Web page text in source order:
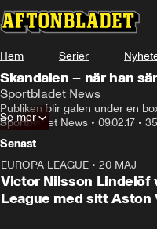
Hem Serier
Skandalen – när han
Sportbladet News
Publiken blir galen under en
Sportbladet News • 09.02.17 •
Se mer
Senast
EUROPA LEAGUE • 20 MAJ
Victor Nilsson Lindelöf
League med sitt Aston